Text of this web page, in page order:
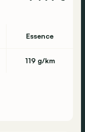
Essence
119 g/km